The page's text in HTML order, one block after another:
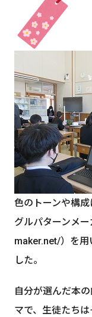
色のトーンや構
グルパターンメ
maker.net/）を用
した。
自分が選んだ本
マで、生徒たち